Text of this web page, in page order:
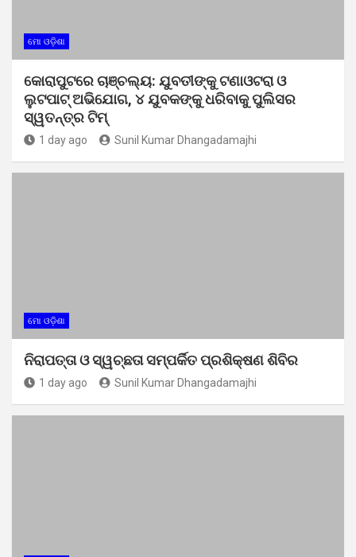
ମୋ ଓଡ଼ିଶା
କୋରାପୁଟରେ ଚାଞ୍ଚଲ୍ୟ: ଯୁବତୀଙ୍କୁ ଟଣାଓଟରା ଓ
ଲୁଟପାଟ୍ ଅଭିଯୋଗ, ୪ ଯୁବକଙ୍କୁ ଧରିବାକୁ ପୁଲିସର
ସ୍ୱତନ୍ତ୍ର ଟିମ୍
1 day ago Sunil Kumar Dhangadamajhi
ମୋ ଓଡ଼ିଶା
ନିରାପତ୍ତା ଓ ସ୍ୱଚ୍ଛତା ସମ୍ପର୍କିତ ପ୍ରଶିକ୍ଷଣ ଶିବିର
1 day ago Sunil Kumar Dhangadamajhi